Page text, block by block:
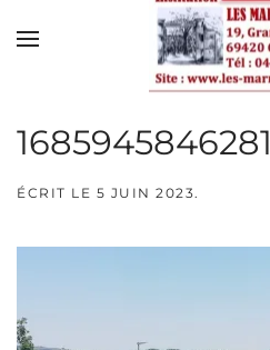
Skip to main content
1685945846281
ÉCRIT LE 5 JUIN 2023.